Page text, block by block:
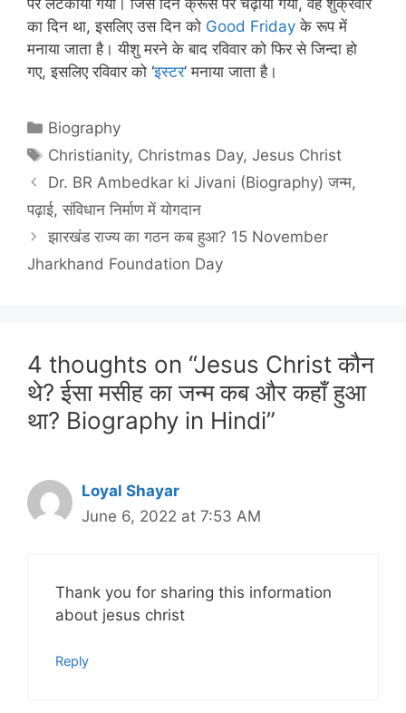
पर लटकाया गया। जिस दिन क्रूस पर चढ़ाया गया, वह शुक्रवार
का दिन था, इसलिए उस दिन को Good Fridayके रूप में
मनाया जाता है। यीशु मरने के बाद रविवार को फिर से जिन्दा हो
गए, इसलिए रविवार को ‘इस्टर’ मनाया जाता है।
Categories
Biography
Tags
Christianity, Christmas Day,Jesus Christ
Dr. BR Ambedkar ki Jivani (Biography) जन्म,
पढ़ाई, संविधान निर्माण में योगदान
झारखंड राज्य का गठन कब हुआ? 15 November
Jharkhand Foundation Day
4 thoughts on “Jesus Christ कौन
थे? ईसा मसीह का जन्म कब और कहाँ हुआ
था? Biography in Hindi”
Loyal Shayar
June 6, 2022 at 7:53 AM
Thank you for sharing this information
about jesus christ
Reply